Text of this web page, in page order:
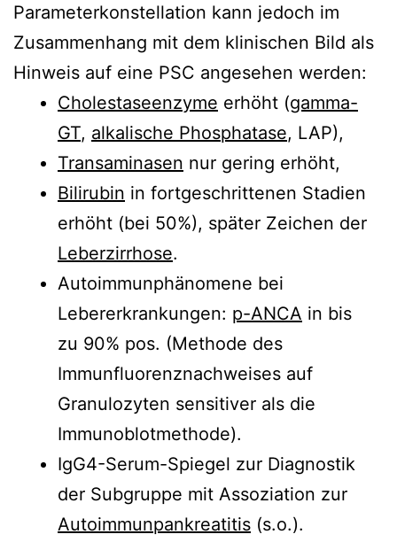
Parameterkonstellation kann jedoch im
Zusammenhang mit dem klinischen Bild als
Hinweis auf eine PSC angesehen werden:
Cholestaseenzyme erhöht (gamma-
GT, alkalische Phosphatase, LAP),
Transaminasen nur gering erhöht,
Bilirubin in fortgeschrittenen Stadien
erhöht (bei 50%), später Zeichen der
Leberzirrhose.
Autoimmunphänomene bei
Lebererkrankungen: p-ANCA in bis
zu 90% pos. (Methode des
Immunfluorenznachweises auf
Granulozyten sensitiver als die
Immunoblotmethode).
IgG4-Serum-Spiegel zur Diagnostik
der Subgruppe mit Assoziation zur
Autoimmunpankreatitis (s.o.).